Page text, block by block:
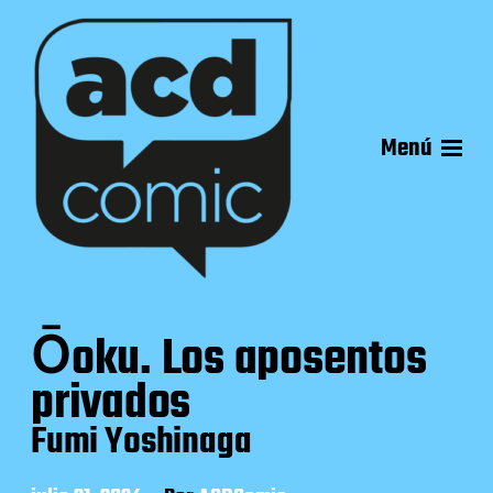
Menú
Ōoku. Los aposentos
privados
Fumi Yoshinaga